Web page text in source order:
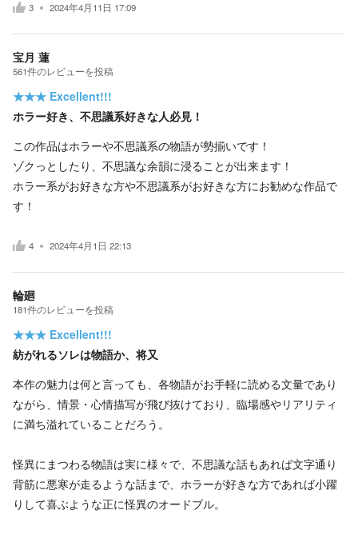
3 2024年4月11日 17:09
宝月 蓮
561件のレビューを投稿
★★★ Excellent!!!
ホラー好き、不思議系好きな人必見！
この作品はホラーや不思議系の物語が勢揃いです！
ゾクっとしたり、不思議な余韻に浸ることが出来ます！
ホラー系がお好きな方や不思議系がお好きな方にお勧めな作品で
す！
4 2024年4月1日 22:13
輪廻
181件のレビューを投稿
★★★ Excellent!!!
紡がれるソレは物語か、将又
本作の魅力は何と言っても、各物語がお手軽に読める文量であり
ながら、情景・心情描写が飛び抜けており、臨場感やリアリティ
に満ち溢れていることだろう。
怪異にまつわる物語は実に様々で、不思議な話もあれば文字通り
背筋に悪寒が走るような話まで、ホラーが好きな方であれば小躍
りして喜ぶような正に怪異のオードブル。